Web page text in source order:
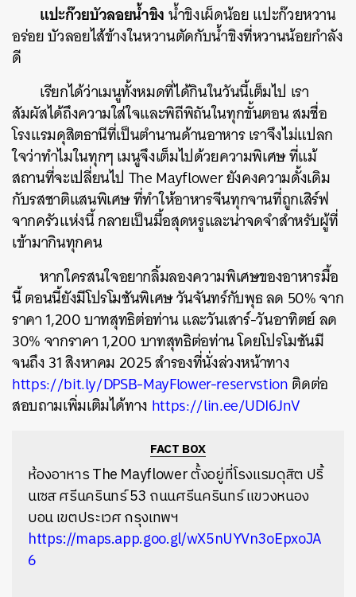
แปะก๊วยบัวลอยน้ำขิงน้ำขิงเผ็ดน้อย แปะก๊วยหวาน
อร่อย บัวลอยไส้ข้างในหวานตัดกับน้ำขิงที่หวานน้อยกำลัง
ดี
เรียกได้ว่าเมนูทั้งหมดที่ได้กินในวันนี้เต็มไป เรา
สัมผัสได้ถึงความใส่ใจและพิถีพิถันในทุกขั้นตอน สมชื่อ
โรงแรมดุสิตธานีที่เป็นตำนานด้านอาหาร เราจึงไม่แปลก
ใจว่าทำไมในทุกๆ เมนูจึงเต็มไปด้วยความพิเศษ ที่แม้
สถานที่จะเปลี่ยนไป The Mayflower ยังคงความดั้งเดิม
กับรสชาติแสนพิเศษ ที่ทำให้อาหารจีนทุกจานที่ถูกเสิร์ฟ
จากครัวแห่งนี้ กลายเป็นมื้อสุดหรูและน่าจดจำสำหรับผู้ที่
เข้ามากินทุกคน
หากใครสนใจอยากลิ้มลองความพิเศษของอาหารมื้อ
นี้ ตอนนี้ยังมีโปรโมชันพิเศษวันจันทร์กับพุธ ลด 50% จาก
ราคา 1,200 บาทสุทธิต่อท่าน และวันเสาร์-วันอาทิตย์ ลด
30% จากราคา 1,200 บาทสุทธิต่อท่าน โดยโปรโมชันมี
จนถึง 31 สิงหาคม 2025 สำรองที่นั่งล่วงหน้าทาง
https://bit.ly/DPSB-MayFlower-reservstionติดต่อ
สอบถามเพิ่มเติมได้ทาง https://lin.ee/UDI6JnV
FACT BOX
ห้องอาหาร The Mayflower ตั้งอยู่ที่โรงแรมดุสิต ปริ้
นเซส ศรีนครินทร์ 53 ถนนศรีนครินทร์ แขวงหนอง
บอน เขตประเวศ กรุงเทพฯ
https://maps.app.goo.gl/wX5nUYVn3oEpxoJA
6